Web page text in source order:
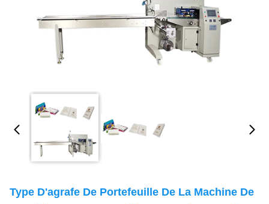
Type D'agrafe De Portefeuille De La Machine De